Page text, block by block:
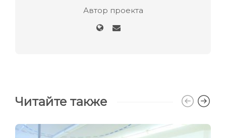
Автор проекта
Читайте также